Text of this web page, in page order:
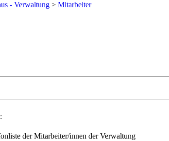
- Verwaltung > Mitarbeiter
der Mitarbeiter/innen der Verwaltung